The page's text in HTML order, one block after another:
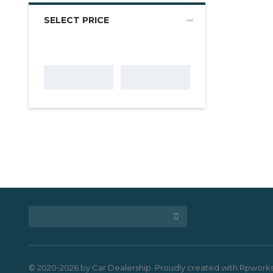
SELECT PRICE
© 2020-2026 by Car Dealership. Proudly created with